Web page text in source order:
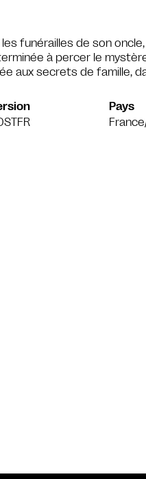
funérailles de son
à percer le
aux secrets de famille,
Pays